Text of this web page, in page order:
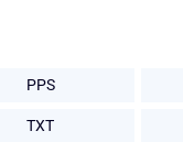
PPS
TXT